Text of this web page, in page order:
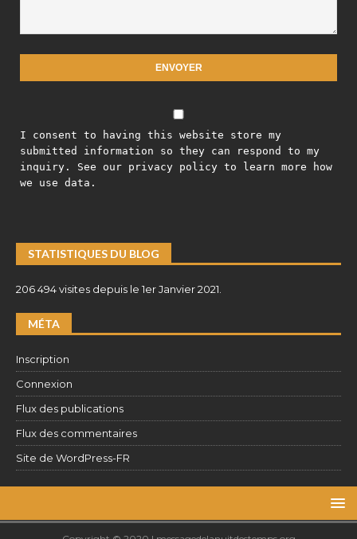
I consent to having this website store my
submitted information so they can respond to my
inquiry. See our privacy policy to learn more how
we use data.
STATISTIQUES DU BLOG
206 494 visites depuis le 1er Janvier 2021.
MÉTA
Inscription
Connexion
Flux des publications
Flux des commentaires
Site de WordPress-FR